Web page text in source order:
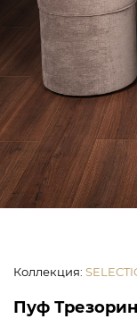
Коллекция:
Пуф